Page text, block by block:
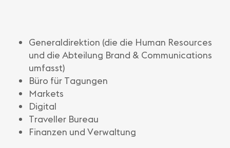
Generaldirektion (die die Human Resources
und die Abteilung Brand & Communications
umfasst)
Büro für Tagungen
Markets
Digital
Traveller Bureau
Finanzen und Verwaltung